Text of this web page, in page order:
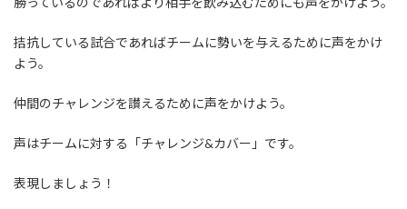
拮抗している試合であればチームに勢いを与えるために声をかけ
よう。
仲間のチャレンジを讃えるために声をかけよう。
声はチームに対する「チャレンジ&カバー」です。
表現しましょう！